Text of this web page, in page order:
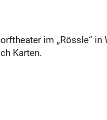
im „Rössle“
Karten.